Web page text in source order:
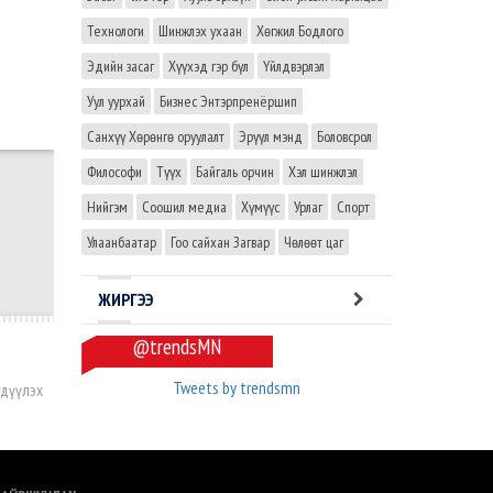
Технологи
Шинжлэх ухаан
Хөгжил Бодлого
Эдийн засаг
Хүүхэд гэр бүл
Үйлдвэрлэл
Уул уурхай
Бизнес Энтэрпренёршип
Санхүү Хөрөнгө оруулалт
Эрүүл мэнд
Боловсрол
Философи
Түүх Байгаль орчин
Хэл шинжлэл
Нийгэм
Соошил медиа Хүмүүс Урлаг
Спорт
Улаанбаатар
Гоо сайхан Загвар Чөлөөт цаг
ЖИРГЭЭ
@trendsMN
Tweets by trendsmn